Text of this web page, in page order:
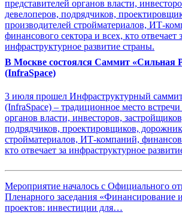
В Москве состоялся Саммит «Сильная
(InfraSpace)
3 июля прошел Инфраструктурный
(InfraSpace) – традиционное место встречи
органов власти, инвесторов,
подрядчиков, проектировщиков,
стройматериалов, ИТ-компаний,
кто отвечает за инфраструктурное
Мероприятие началось с Официального
Пленарного заседания «Финансирование
проектов: инвестиции для…